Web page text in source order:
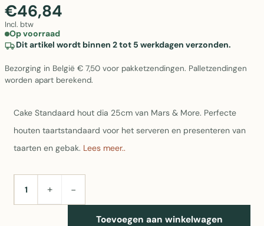
€46,84
Incl. btw
Op voorraad
Dit artikel wordt binnen 2 tot 5 werkdagen verzonden.
Bezorging in België € 7,50 voor pakketzendingen. Palletzendingen
worden apart berekend.
Cake Standaard hout dia 25cm van Mars & More. Perfecte
houten taartstandaard voor het serveren en presenteren van
taarten en gebak. Lees meer..
AANTAL+ −
Toevoegen aan winkelwagen